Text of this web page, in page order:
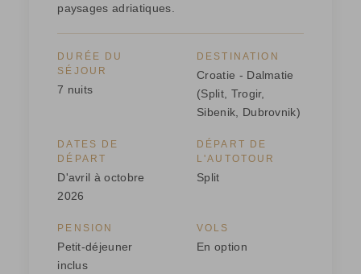
paysages adriatiques.
DURÉE DU
SÉJOUR
7 nuits
DESTINATION
Croatie - Dalmatie
(Split, Trogir,
Sibenik, Dubrovnik)
DATES DE
DÉPART
D'avril à octobre
2026
DÉPART DE
L'AUTOTOUR
Split
PENSION
Petit-déjeuner
inclus
VOLS
En option